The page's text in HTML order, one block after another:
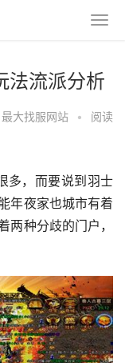
法流派分析
最大找服网站 •
阅读
多，而要说到羽士
年夜家也城市有着
两种分歧的门户，